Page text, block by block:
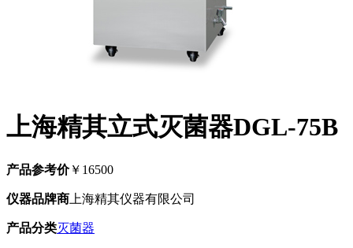
上海精其立式灭菌器DGL-75B
产品参考价￥16500
仪器品牌商 上海精其仪器有限公司
产品分类灭菌器